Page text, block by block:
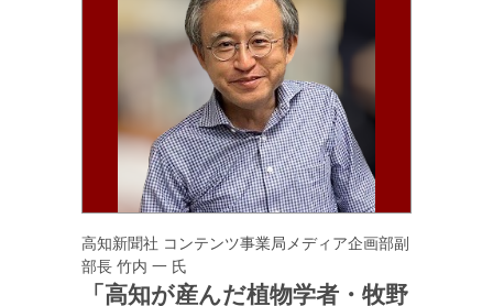
高知新聞社 コンテンツ事業局メディア企画部副
部長 竹内 一 氏
「高知が産んだ植物学者・牧野